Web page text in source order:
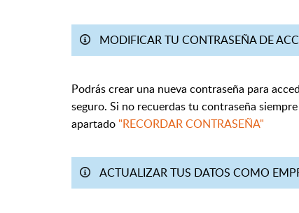
MODIFICAR TU CONTRASEÑA DE
Podrás crear una nueva contraseña para
seguro. Si no recuerdas tu contraseña
apartado "RECORDAR CONTRASEÑA"
ACTUALIZAR TUS DATOS COMO